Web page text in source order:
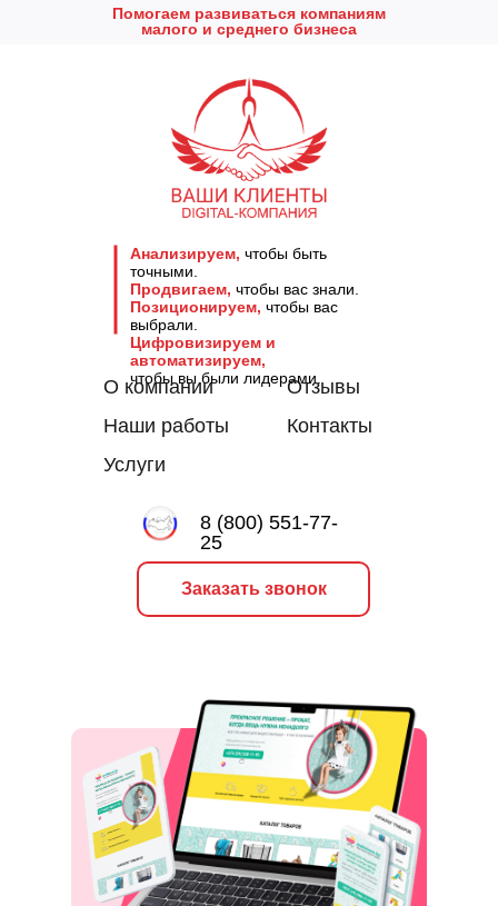
Заказать звонок
Анализируем, чтобы быть
точными.
Продвигаем, чтобы вас знали.
Позиционируем, чтобы вас
выбрали.
Цифровизируем и
автоматизируем,
чтобы вы были лидерами.
Помогаем развиваться компаниям
малого и среднего бизнеса
О компании
Наши работы
Отзывы
Услуги
8 (800) 551-77-
25
Контакты